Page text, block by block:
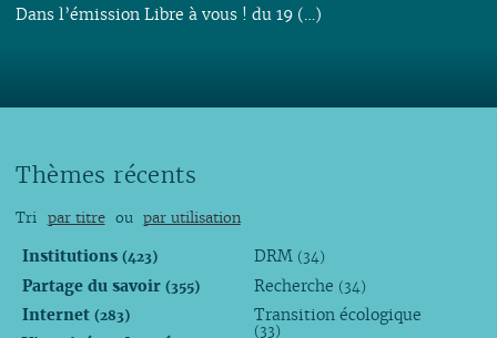
Dans l’émission Libre à vous ! du 19 (…)
Thèmes récents
Tri par titre ou par utilisation
Institutions (423)
Partage du savoir (355)
Internet (283)
DRM (34)
Recherche (34)
Transition écologique
(33)